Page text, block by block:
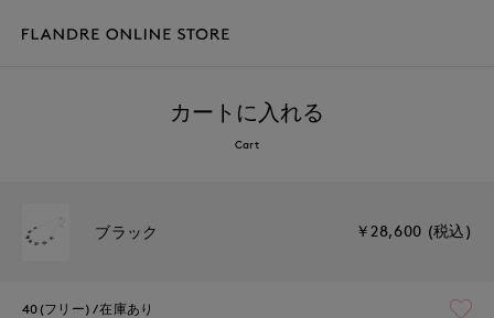
カートに入れる
Cart
ブラック ￥28,600 (税込)
40(フリー) 在庫あり